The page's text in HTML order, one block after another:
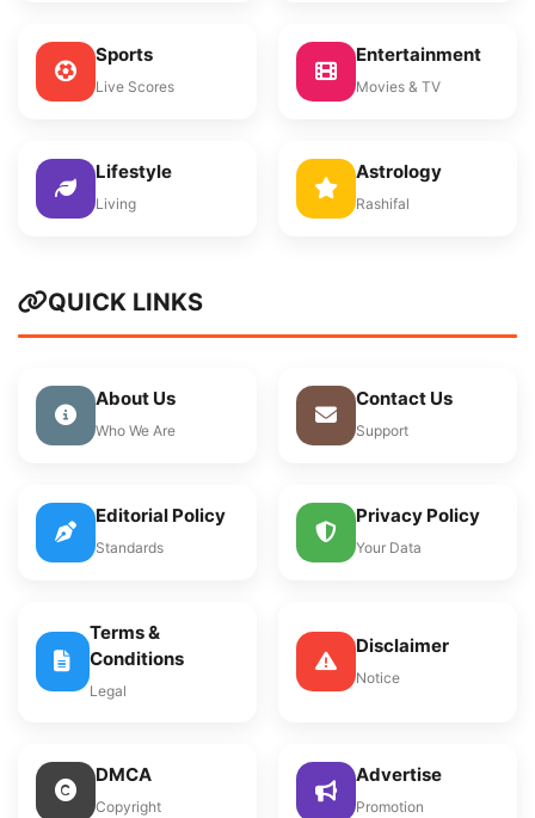
Sports
Live Scores
Entertainment
Movies & TV
Lifestyle
Living
Astrology
Rashifal
QUICK LINKS
About Us
Who We Are
Contact Us
Support
Editorial Policy
Standards
Privacy Policy
Your Data
Terms &
Conditions
Legal
Disclaimer
Notice
DMCA
Copyright
Advertise
Promotion